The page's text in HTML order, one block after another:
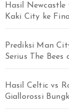
rHasil
Kaki City ke
Prediksi Man
Serius The Bees
Hasil Celtic vs
Giallorossi